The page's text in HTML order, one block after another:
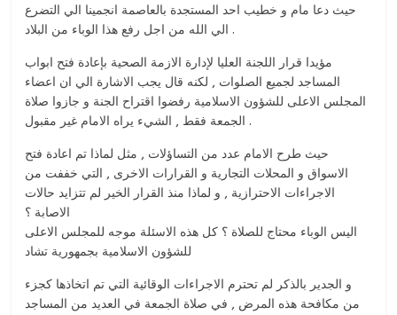
حيث دعا مام و خطيب احد المستجدة بالعاصمة انجمينا الي التضرع
الي الله من اجل رفع هذا الوباء من البلاد .
مؤيدا قرار اللجنة العليا لإدارة الازمة الصحية بإعادة فتح ابواب
المساجد لجميع الصلوات , لكنه قال يجب الاشارة الي ان اعضاء
المجلس الاعلى للشؤون الاسلامية رفضوا اقتراح الجنة و جازوا صلاة
الجمعة فقط , الشيء يراه الامام غير مقبول .
حيث طرح الامام عدد من التساؤلات , مثل لماذا تم اعادة فتح
الاسواق و المحلات التجارية و القرارات الاخرى , التي خففت من
الاجراءات الاحترازية , و لماذا منذ القرار الخير لم تتزايد حالات
الاصابة ؟
اليس الوباء محتاج للصلاة ؟ كل هذه الاسئلة موجه للمجلس الاعلى
للشؤون الاسلامية بجمهورية تشاد
و الجدير بالذكر لم تحترم الاجراءات الوقائية التي تم اتخاذها كجزء
من مكافحة هذه المرض , في صلاة الجمعة في العديد من المساجد